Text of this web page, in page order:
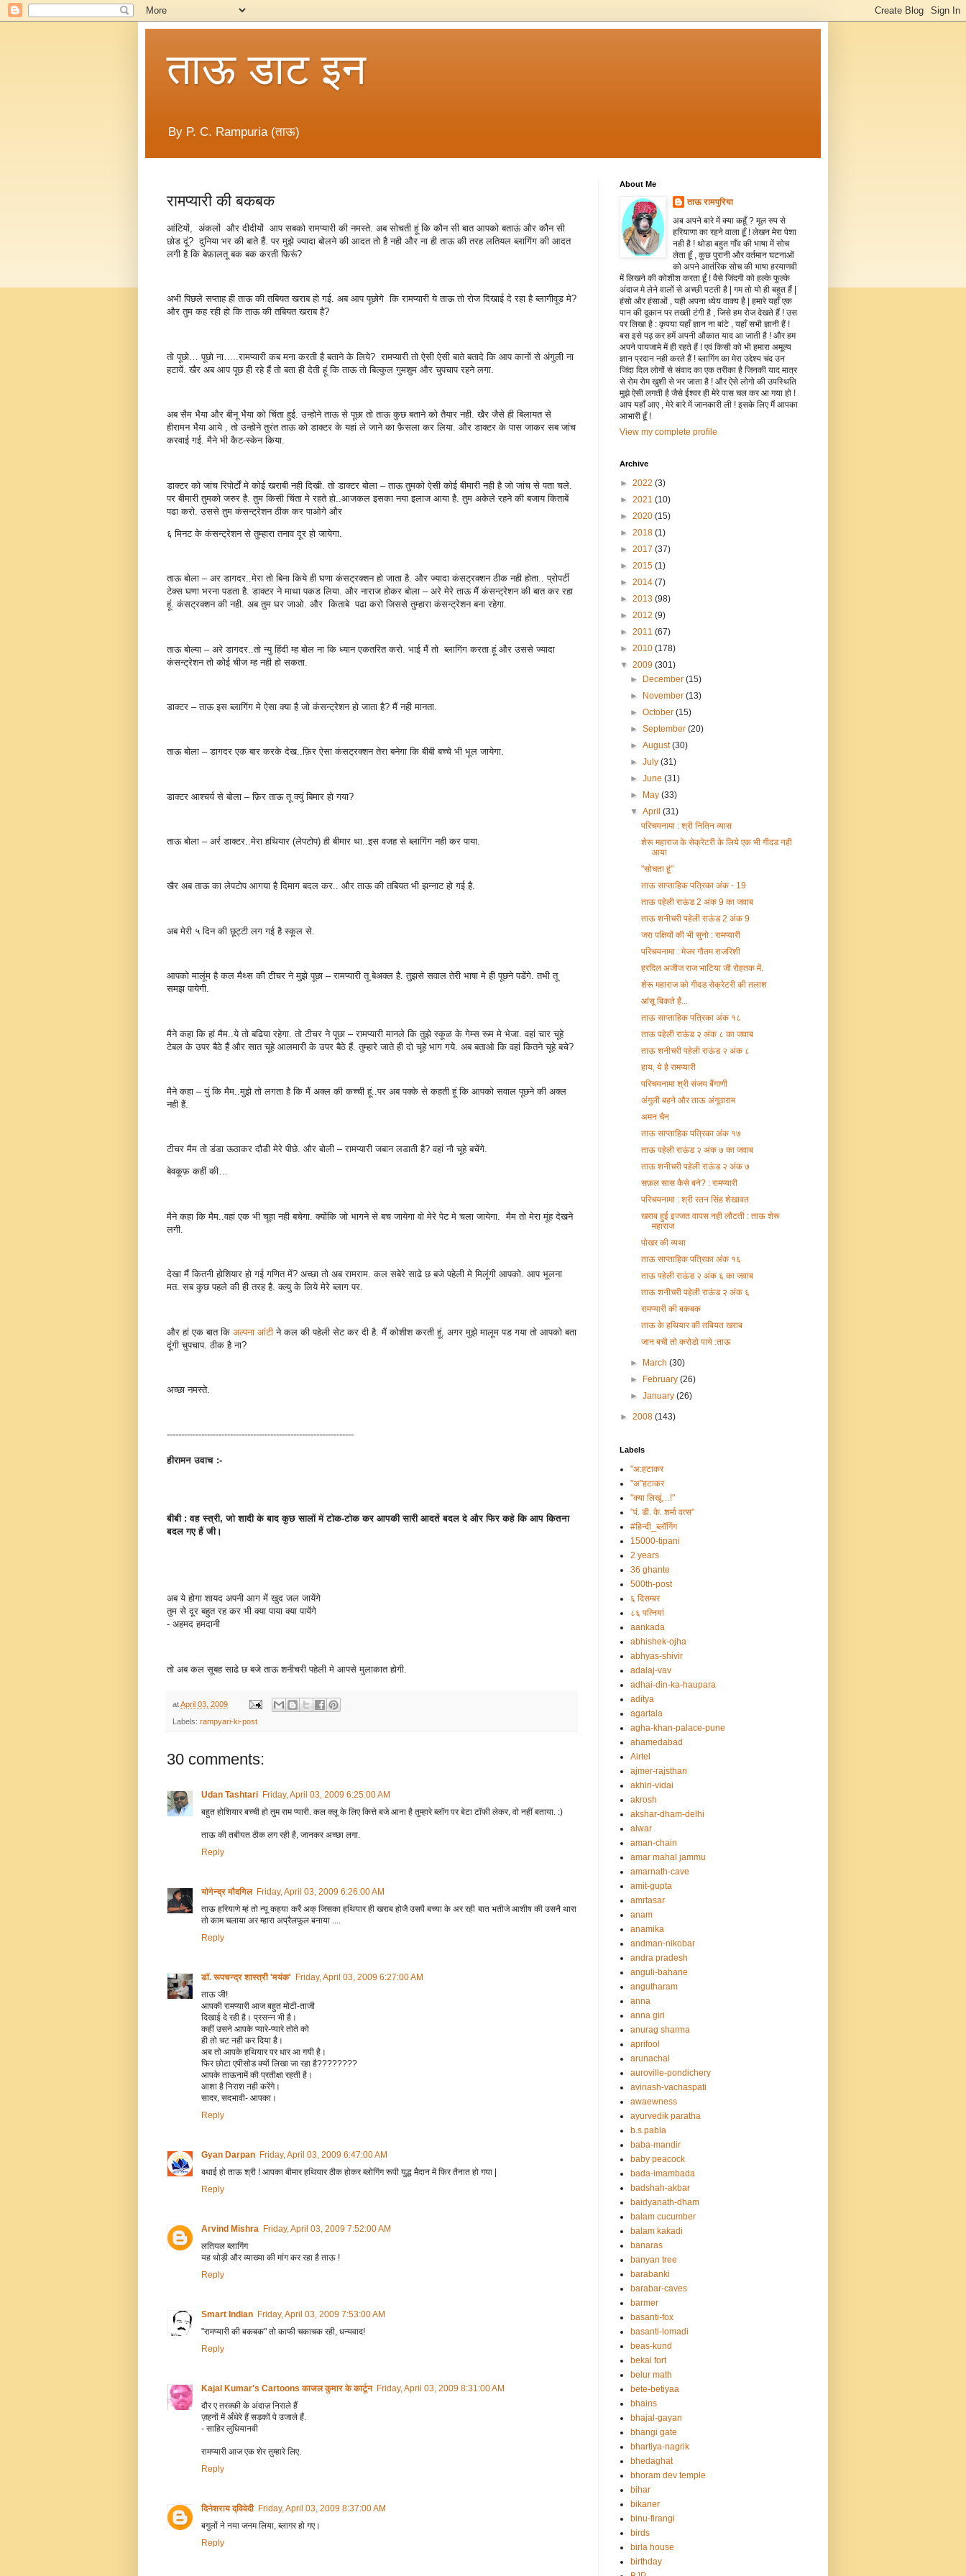
ताऊ डाट इन
By P. C. Rampuria (ताऊ)
रामप्यारी की बकबक
आंटियों, अंकलों और दीदीयों आप सबको रामप्यारी की नमस्ते. अब सोचती हूं कि कौन सी बात आपको बताऊं और कौन सी
छोड दूं? दुनिया भर की बाते हैं. पर मुझे ज्यादा बोलने की आदत तो है नही और ना ही ताऊ की तरह लतियल ब्लागिंग की आदत
लगी है कि बेफ़ालतू बक बक करती फ़िरूं?
अभी पिछले सप्ताह ही ताऊ की तबियत खराब हो गई. अब आप पूछोगे कि रामप्यारी ये ताऊ तो रोज दिखाई दे रहा है ब्लागीवूड मे?
और तुम कह रही हो कि ताऊ की तबियत खराब है?
तो पूछो… पूछो ना…..रामप्यारी कब मना करती है बताने के लिये? रामप्यारी तो ऐसी ऐसी बाते बतादे कि आप कानों से अंगुली ना
हटायें. खैर अब आप पूछ ही रहे हैं तो बता ही देती हूं कि ताऊ तो बिल्कुल गुमशुम और चुपचाप रहने लगा.
अब सैम भैया और बीनू भैया को चिंता हुई. उन्होने ताऊ से पूछा तो ताऊ कुछ बताने को तैयार नही. खैर जैसे ही बिलायत से
हीरामन भैया आये , तो उन्होने तुरंत ताऊ को डाक्टर के यहां ले जाने का फ़ैसला कर लिया. और डाक्टर के पास जाकर सब जांच
करवाई गई. मैने भी कैट-स्केन किया.
डाक्टर को जांच रिपोर्टों मे कोई खराबी नही दिखी. तो डाक्टर बोला – ताऊ तुमको ऐसी कोई बीमारी नही है जो जांच से पता चले.
पर बीमारी तुमको जरुर है. तुम किसी चिंता मे रहते हो..आजकल इसका नया इलाज आया है. तुम अकेले रहने की बजाय किताबें
पढा करो. उससे तुम कंसन्ट्रेशन ठीक कर पाओगे और
६ मिनट के कंसन्ट्रेशन से तुम्हारा तनाव दूर हो जायेगा.
ताऊ बोला – अर डागदर..मेरा तो बिना किये ही घणा कंसट्रक्शन हो जाता है. और ज्यादा कंसट्रक्शन ठीक नही होता.. प्रोपर्टी
टेक्स घणा भरना पडता है. डाक्टर ने माथा पकड लिया. और नाराज होकर बोला – अरे मेरे ताऊ मैं कंसन्ट्रेशन की बात कर रहा
हूं. कंसट्रक्शन की नही. अब तुम घर जाओ. और किताबे पढा करो जिससे तुम्हारा कंसन्ट्रेशन बना रहेगा.
ताऊ बोल्या – अरे डागदर..तो न्यु हिंदी म्ह बोल ना कि ध्यान एकतरित करो. भाई मैं तो ब्लागिंग करता हूं और उससे ज्यादा
कंसन्ट्रेशन तो कोई चीज म्ह नही हो सकता.
डाक्टर – ताऊ इस ब्लागिंग मे ऐसा क्या है जो कंसन्ट्रेशन हो जाता है? मैं नही मानता.
ताऊ बोला – डागदर एक बार करके देख..फ़िर ऐसा कंसट्रक्शन तेरा बनेगा कि बीबी बच्चे भी भूल जायेगा.
डाक्टर आश्चर्य से बोला – फ़िर ताऊ तू क्युं बिमार हो गया?
ताऊ बोला – अर्र डाक्टर..मेरा हथियार (लेपटोप) ही बीमार था..इस वजह से ब्लागिंग नही कर पाया.
खैर अब ताऊ का लेपटोप आगया है दिमाग बदल कर.. और ताऊ की तबियत भी झन्नाट हो गई है.
अब मेरी ५ दिन की छूट्टी लग गई है स्कूल से.
आपको मालूंम है कल मैथ्स की टीचर ने मुझे पूछा – रामप्यारी तू बेअक्ल है. तुझसे सवाल तेरी भाषा मे ही पूछने पडेंगे. तभी तू
समझ पायेगी.
मैने कहा कि हां मैम..ये तो बढिया रहेगा. तो टीचर ने पूछा – रामप्यारी मानले कि तुझे स्कूळ के गेम्स रूम मे भेजा. वहां चार चूहे
टेबल के उपर बैठे हैं और सात चूहे आलमारी के उपर बैठे हैं. तुम्हारे जाते ही दो चूहे भाग गये. अब बताओ कि वहां कितने चूहे बचे?
मैने कहा – युं कि मैम..मुझे तो लगता है कि मैं अक्ल की कच्ची हूं..पर अब पक्के से कहती हूं कि आपको सवाल पूछने की अक्ल
नही हैं.
टीचर मैम तो डंडा ऊठाकर दौडी मेरे पीछे. और बोली – रामप्यारी जबान लडाती है? वहां नौ चूहे बचेंगे.
बेवकूफ़ कहीं की…
मैने कहा कि मैम..वहां एक भी चूहा नही बचेगा. क्योंकि जो भागने से बच जायेगा वो मेरे पेट मे चला जायेगा. मैम तो मेरा मूंह देखने
लगी.
देखा मैं कितनी होशियार हो गई गणित में? अच्छा तो अब रामराम. कल सबेरे साढे छ बजे पहेली मे मिलूंगी आपको. आप भूलना
मत. सब कुछ पहले की ही तरह है. क्ल्यु के लिये मेरे ब्लाग पर.
और हां एक बात कि अल्पना आंटी ने कल की पहेली सेट कर दी है. मैं कोशीश करती हूं, अगर मुझे मालूम पड गया तो आपको बता
दूंगी चुपचाप. ठीक है ना?
अच्छा नमस्ते.
-----------------------------------------------------------------
हीरामन उवाच :-
बीबी : वह स्त्री, जो शादी के बाद कुछ सालों में टोक-टोक कर आपकी सारी आदतें बदल दे और फिर कहे कि आप कितना
बदल गए हैं जी।
अब ये होगा शायद अपनी आग में खुद जल जायेंगे
तुम से दूर बहुत रह कर भी क्या पाया क्या पायेंगे
- अहमद हमदानी
तो अब कल सूबह साढे छ बजे ताऊ शनीचरी पहेली मे आपसे मुलाकात होगी.
atApril 03, 2009
Labels: rampyari-ki-post
30 comments:
Udan Tashtari Friday, April 03, 2009 6:25:00 AM
बहुत होशियार बच्ची हो तुम राम प्यारी. कल क्लू के लिए कित्ते बजे आना है तुम्हारे ब्लॉग पर बेटा टॉफी लेकर, वो नहीं बताया. :)
ताऊ की तबीयत ठीक लग रही है, जानकर अच्छा लगा.
Reply
योगेन्द्र मौदगिल Friday, April 03, 2009 6:26:00 AM
ताऊ हरियाणे म्हं तो न्यू कहया करैं अक् जिसका हथियार ही खराब होजै उसपै बच्या के अर रही बात भतीजे आशीष की उसनै थारा
तो काम चलाया अर म्हारा अप्रैलफूल बनाया ....
Reply
डॉ. रूपचन्द्र शास्त्री 'मयंक' Friday, April 03, 2009 6:27:00 AM
ताऊ जी!
आपकी रामप्यारी आज बहुत मोटी-ताजी
दिखाई दे रही है। प्रसन्न भी है।
कहीं उसने आपके प्यारे-प्यारे तोते को
ही तो चट नही कर दिया है।
अब तो आपके हथियार पर धार आ गयी है।
फिर छोटा एपीसोड क्यों लिखा जा रहा है????????
आपके ताऊनामें की प्रतीक्षा रहती है।
आशा है निराश नही करेंगे।
सादर, सदभावी- आपका।
Reply
Gyan Darpan Friday, April 03, 2009 6:47:00 AM
बधाई हो ताऊ श्री ! आपका बीमार हथियार ठीक होकर ब्लोगिंग रूपी युद्ध मैदान में फिर तैनात हो गया |
Reply
Arvind Mishra Friday, April 03, 2009 7:52:00 AM
लतियल ब्लागिंग
यह थोड़ी और व्याख्या की मांग कर रहा है ताऊ !
Reply
Smart Indian Friday, April 03, 2009 7:53:00 AM
"रामप्यारी की बकबक" तो काफी चकाचक रही, धन्यवाद!
Reply
Kajal Kumar's Cartoons काजल कुमार के कार्टून Friday, April 03, 2009 8:31:00 AM
दौर ए तरक्की के अंदाज़ निराले हैं
ज़हनों में अँधेरे हैं सड़कों पे उजाले हैं.
- साहिर लुधियानवी
रामप्यारी आज एक शेर तुम्हारे लिए.
Reply
दिनेशराय द्विवेदी Friday, April 03, 2009 8:37:00 AM
बगुलों ने नया जनम लिया, ब्लागर हो गए।
Reply
About Me
ताऊ रामपुरिया
अब अपने बारे में क्या कहूँ ? मूल रुप से
हरियाणा का रहने वाला हूँ ! लेखन मेरा पेशा
नही है ! थोडा बहुत गाँव की भाषा में सोच
लेता हूँ , कुछ पुरानी और वर्तमान घटनाओं
को अपने आतंरिक सोच की भाषा हरयाणवी
में लिखने की कोशीश करता हूँ ! वैसे जिंदगी को हल्के फुल्के
अंदाज मे लेने वालों से अच्छी पटती है | गम तो यो ही बहुत हैं |
हंसो और हंसाओं , यही अपना ध्येय वाक्य है | हमारे यहाँ एक
पान की दूकान पर तख्ती टंगी है , जिसे हम रोज देखते हैं ! उस
पर लिखा है : कृपया यहाँ ज्ञान ना बांटे , यहाँ सभी ज्ञानी हैं !
बस इसे पढ़ कर हमें अपनी औकात याद आ जाती है ! और हम
अपने पायजामे में ही रहते हैं ! एवं किसी को भी हमारा अमूल्य
ज्ञान प्रदान नही करते हैं ! ब्लागिंग का मेरा उद्देश्य चंद उन
जिंदा दिल लोगों से संवाद का एक तरीका है जिनकी याद मात्र
से रोम रोम खुशी से भर जाता है ! और ऐसे लोगो की उपस्थिति
मुझे ऐसी लगती है जैसे ईश्वर ही मेरे पास चल कर आ गया हो !
आप यहाँ आए , मेरे बारे में जानकारी ली ! इसके लिए मैं आपका
आभारी हूँ !
View my complete profile
Archive
► 2022 (3)
► 2021 (10)
► 2020 (15)
► 2018 (1)
► 2017 (37)
► 2015 (1)
► 2014 (7)
► 2013 (98)
► 2012 (9)
► 2011 (67)
► 2010 (178)
▼ 2009 (301)
►
December(15)
►
November(13)
►October(15)
►September(20)
►August(30)
►July(31)
►June(31)
►
May(33)
▼April(31)
परिचयनामा : श्री नितिन व्यास
शेरू महाराज के सेक्रेटरी के लिये एक भी गीदड नही
आया
"सोचता हूं"
ताऊ साप्ताहिक पत्रिका अंक - 19
ताऊ पहेली राऊंड 2 अंक 9 का जवाब
ताऊ शनीचरी पहेली राऊंड 2 अंक 9
जरा पक्षियों की भी सुनो : रामप्यारी
परिचयनामा : मेजर गौतम राजरिशी
हरदिल अजीज राज भाटिया जी रोहतक में.
शेरू महाराज को गीदड सेक्रेटरी की तलाश
आंसू बिकते हैं...
ताऊ साप्ताहिक पत्रिका अंक १८
ताऊ पहेली राऊंड २ अंक ८ का जवाब
ताऊ शनीचरी पहेली राऊंड २ अंक ८
हाय, ये है रामप्यारी
परिचयनामा श्री संजय बैंगाणी
अंगुली बहने और ताऊ अंगूठाराम
अमन चैन
ताऊ साप्ताहिक पत्रिका अंक १७
ताऊ पहेली राऊंड २ अंक ७ का जवाब
ताऊ शनीचरी पहेली राऊंड २ अंक ७
सफ़ल सास कैसे बने? : रामप्यारी
परिचयनामा : श्री रतन सिंह शेखावत
खराब हुई इज्जत वापस नही लौटती : ताऊ शेरू
महाराज
पोखर की व्यथा
ताऊ साप्ताहिक पत्रिका अंक १६
ताऊ पहेली राऊंड २ अंक ६ का जवाब
ताऊ शनीचरी पहेली राऊंड २ अंक ६
रामप्यारी की बकबक
ताऊ के हथियार की तबियत खराब
जान बची तो करोडो पाये :ताऊ
► March(30)
►
February(26)
►January(26)
► 2008 (143)
Labels
"अ:हटाकर
"अ"हटाकर
"क्या लिखूं…!"
”पं. डी. के. शर्मा वत्स”
#हिन्दी_ब्लॉगिंग
15000-tipani
2 years
36 ghante
500th-post
६ दिसम्बर
८६ पत्नियां
aankada
abhishek-ojha
abhyas-shivir
adalaj-vav
adhai-din-ka-haupara
aditya
agartala
agha-khan-palace-pune
ahamedabad
Airtel
ajmer-rajsthan
akhiri-vidai
akrosh
akshar-dham-delhi
alwar
aman-chain
amar mahal jammu
amarnath-cave
amit-gupta
amrtasar
anam
anamika
andman-nikobar
andra pradesh
anguli-bahane
angutharam
anna
anna giri
anurag sharma
aprifool
arunachal
auroville-pondichery
avinash-vachaspati
awaewness
ayurvedik paratha
b.s.pabla
baba-mandir
baby peacock
bada-imambada
badshah-akbar
baidyanath-dham
balam cucumber
balam kakadi
banaras
banyan tree
barabanki
barabar-caves
barmer
basanti-fox
basanti-lomadi
beas-kund
bekal fort
belur math
bete-betiyaa
bhains
bhajal-gayan
bhangi gate
bhartiya-nagrik
bhedaghat
bhoram dev temple
bihar
bikaner
binu-firangi
birds
birla house
birthday